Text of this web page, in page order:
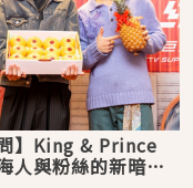
問】King & Prince
人與粉絲的新暗號